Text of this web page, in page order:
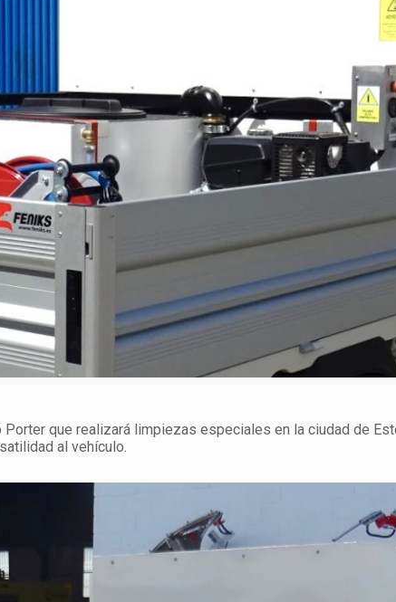
que realizará limpiezas especiales en la ciudad de
al vehículo.